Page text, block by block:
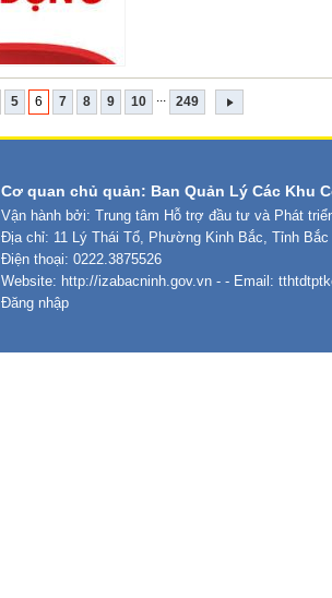
5 6 7 8 9 10 ... 249
Cơ quan chủ quản: Ban Quản Lý Các Khu
Vận hành bởi: Trung tâm Hỗ trợ đầu tư và Phát
Địa chỉ: 11 Lý Thái Tổ, Phường Kinh Bắc, Tỉnh Bắc
Điện thoại: 0222.3875526
Website: http://izabacninh.gov.vn - - Email:
Đăng nhập